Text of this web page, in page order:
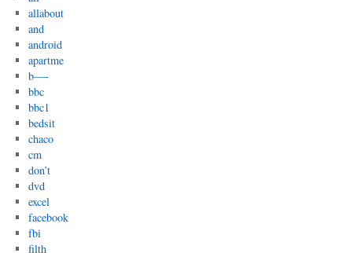
allabout
and
android
apartme
b—-
bbc
bbc1
bedsit
chaco
cm
don’t
dvd
excel
facebook
fbi
filth